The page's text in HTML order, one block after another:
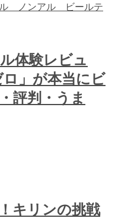
体験レビュ
」が本当にビ
評判・うま
キリンの挑戦